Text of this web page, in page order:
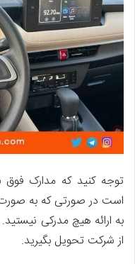
توجه کنید که مدارک فوق
است در صورتی که به صورت با
به ارائه هیچ مدرکی
از شرکت تحویل بگیرید.